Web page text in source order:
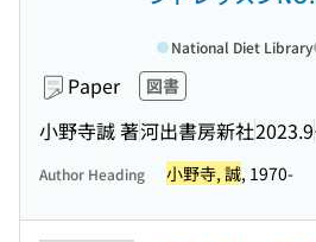
Paper 図書
小野寺誠 著河出書房新社2023.9
National Diet Library
Author Heading 小野寺, 誠, 1970-